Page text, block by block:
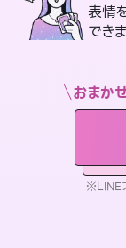
表情
できま
おまか
※LINE